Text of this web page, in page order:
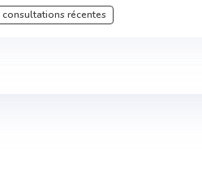
consultations récentes